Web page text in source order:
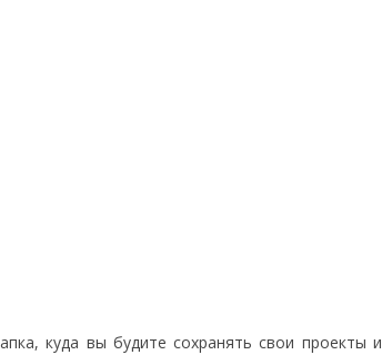
куда вы будите сохранять свои проекты и